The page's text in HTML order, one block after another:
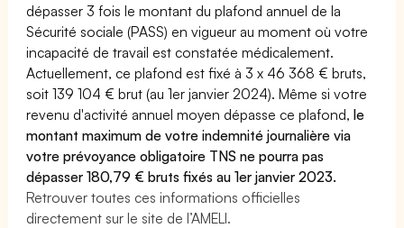
dépasser 3 fois le montant du plafond annuel de la
Sécurité sociale (PASS) en vigueur au moment où votre
incapacité de travail est constatée médicalement.
Actuellement, ce plafond est fixé à 3 x 46 368 € bruts,
soit 139 104 € brut (au 1er janvier 2024). Même si votre
revenu d'activité annuel moyen dépasse ce plafond,le
montant maximum de votre indemnité journalière via
votre prévoyance obligatoire TNS ne pourra pas
dépasser 180,79 € bruts fixés au 1er janvier 2023.
Retrouver toutes ces informations officielles
directement sur le site de l’AMELI.